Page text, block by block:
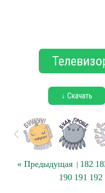
↓ Скачать
« Предыдущая| 182
190 191 192